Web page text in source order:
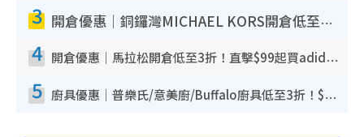
3 開倉優惠｜銅鑼灣MICHAEL KORS開倉低至17折！直擊$500起買手袋/銀包/鞋款 必買經典Jet Set系列
4 開倉優惠｜馬拉松開倉低至3折！直擊$99起買adidas／New Balance／Puma鞋款 STANLEY保溫杯劈價至$119起
5 廚具優惠｜普樂氏/意美廚/Buffalo廚具低至3折！$89起買煎鍋／炒鑊／個人鍋 同場小家電激減至$99起